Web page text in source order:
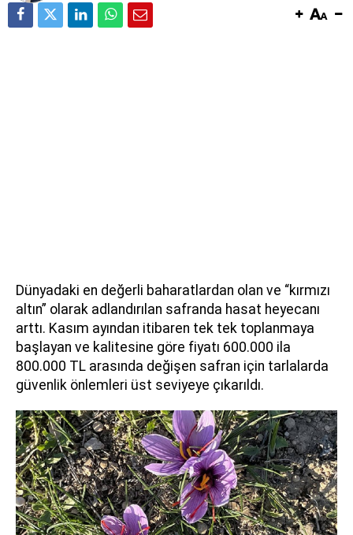
Dünyadaki en değerli baharatlardan olan ve “kırmızı
altın” olarak adlandırılan safranda hasat heyecanı
arttı. Kasım ayından itibaren tek tek toplanmaya
başlayan ve kalitesine göre fiyatı 600.000 ila
800.000 TL arasında değişen safran için tarlalarda
güvenlik önlemleri üst seviyeye çıkarıldı.